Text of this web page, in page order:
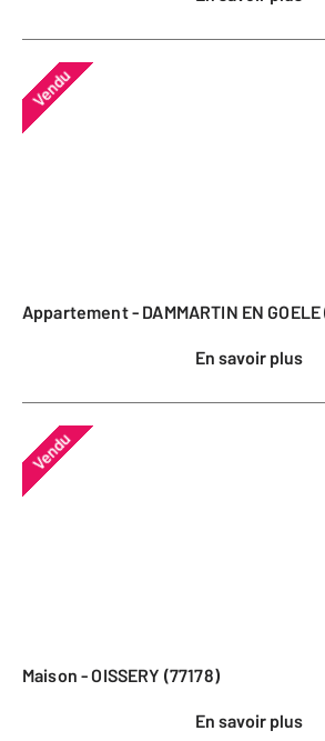
Vendu
Appartement - DAMMARTIN EN
En savoir plus
Vendu
Maison - OISSERY (77178)
En savoir plus